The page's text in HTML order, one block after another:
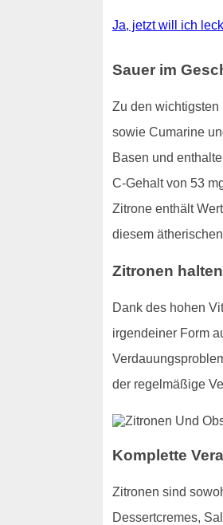
Ja, jetzt will ich
Sauer im
Zu den wichtigsten
sowie Cumarine
Basen und
C-Gehalt von 53
Zitrone enthält
diesem
Zitronen
Dank des hohen
irgendeiner Form
der regelmäßige
Komplette
Zitronen sind
Dessertcremes,